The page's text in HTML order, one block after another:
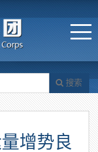
搜索
增势良